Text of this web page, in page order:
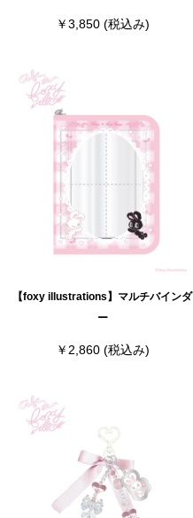
￥3,850 (税込み)
【foxy illustrations】マルチバインダ
ー
￥2,860 (税込み)